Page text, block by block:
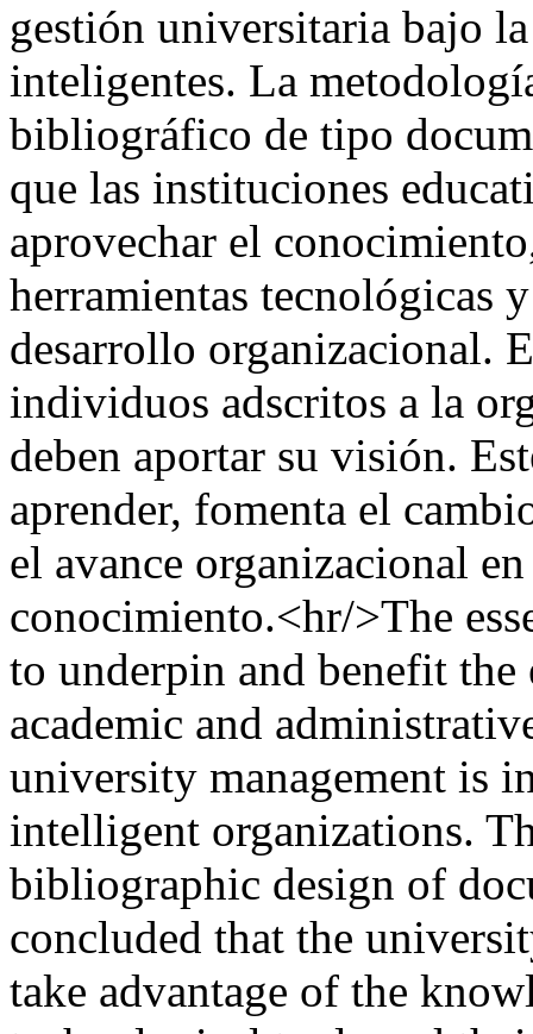
gestión universitaria bajo
inteligentes. La
bibliográfico de tipo
que las instituciones
aprovechar el
herramientas tecnológicas
desarrollo organizacional.
individuos adscritos a la
deben aportar su visión.
aprender, fomenta el
el avance organizacional
conocimiento.<hr/>The
to underpin and benefit
academic and
university management is
intelligent organizations.
bibliographic design of
concluded that the
take advantage of the